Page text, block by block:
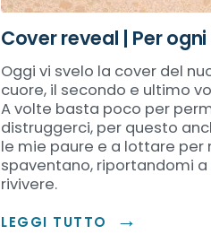
Cover reveal | Per
Oggi vi svelo la cover del
cuore, il secondo e ultimo
A volte basta poco per
distruggerci, per questo
le mie paure e a lottare per
spaventano, riportandomi
rivivere.
LEGGI TUTTO